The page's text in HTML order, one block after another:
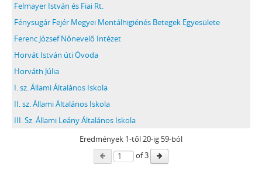
Felmayer István és Fiai Rt.
Fénysugár Fejér Megyei Mentálhigiénés Betegek Egyesülete
Ferenc József Nőnevelő Intézet
Horvát István úti Óvoda
Horváth Júlia
I. sz. Állami Általános Iskola
II. sz. Állami Általános Iskola
III. Sz. Állami Leány Általános Iskola
Eredmények 1-től20-ig 59-ból
of 3